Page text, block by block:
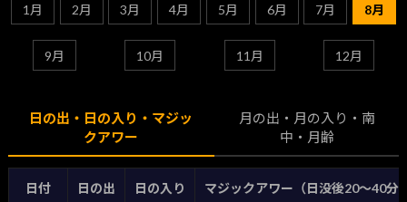
1月 2月 3月 4月 5月 6月 7月 8月
9月 10月 11月 12月
日の出・日の入り・マジッ
クアワー
月の出・月の入り・南
中・月齢
日付 日の出 日の入り マジックアワー（日没後20〜40分